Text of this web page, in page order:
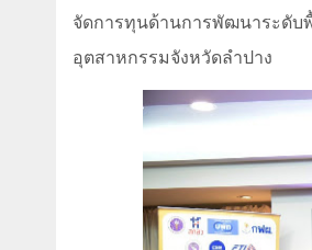
จัดการทุนด้านการพัฒนาระดับ
อุตสาหกรรมจังหวัดลำปาง